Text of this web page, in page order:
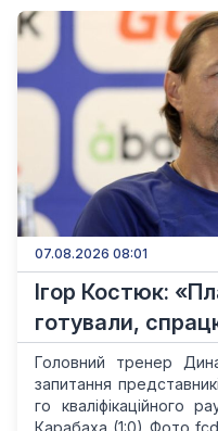
07.08.2026 08:01
Ігор Костюк:
готували,
Головний тренер
запитання
го кваліфікаційного
Карабаха (1:0) Фото